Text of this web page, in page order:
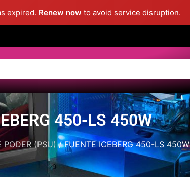
expired. Renew now to avoid service disruption.
450-LS 450W
PODER (PSU)/ FUENTE ICEBERG 450-LS 450W